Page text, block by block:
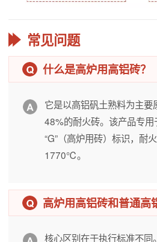
常见问题
什么是高炉用高铝砖？
它是以高铝矾土熟料为主要
48%的耐火砖。该产品专
“G”（高炉用砖）标识，耐
1770℃。
高炉用高铝砖和普通高
核心区别在于执行标准不